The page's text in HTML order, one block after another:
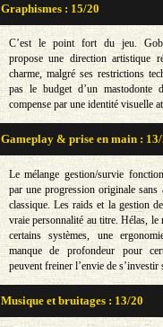
Graphismes : 15/20
C’est le point fort du jeu.
propose une direction artistique
charme, malgré ses restrictions
pas le budget d’un mastodonte
compense par une identité visuelle
Gameplay & prise en main :
Le mélange gestion/survie
par une progression originale sans
classique. Les raids et la gestion
vraie personnalité au titre. Hélas, le
certains systèmes, une
manque de profondeur pour
peuvent freiner l’envie de s’investir
Musique et bruitages : 13/20